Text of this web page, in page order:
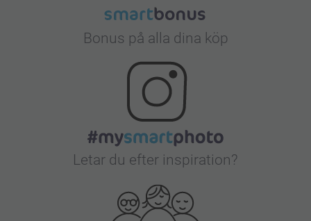
Bonus på alla dina köp
Letar du efter inspiration?